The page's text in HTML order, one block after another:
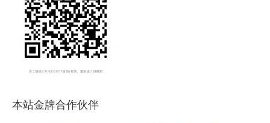
本站金牌合作伙伴